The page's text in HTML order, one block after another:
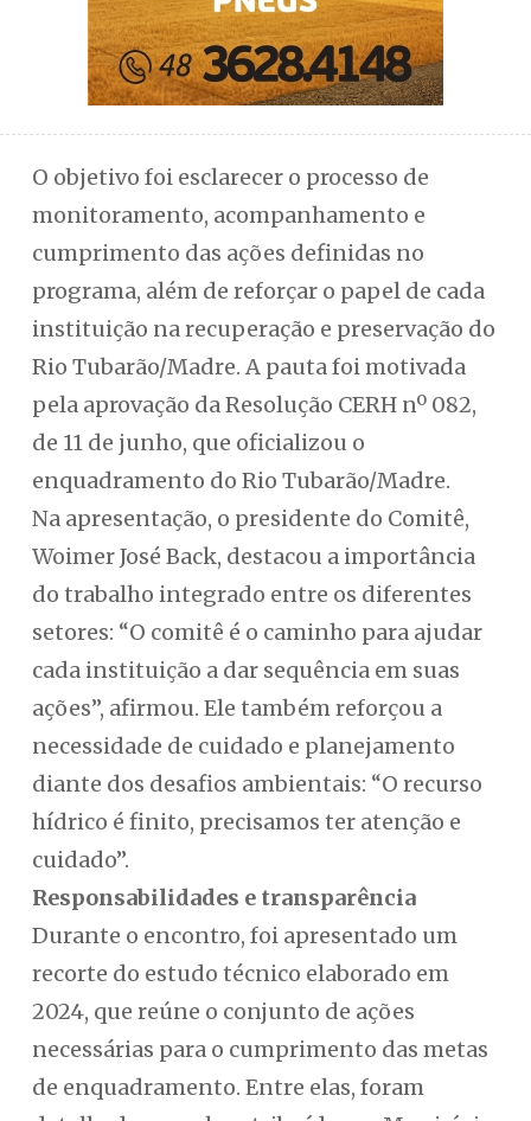
O objetivo foi esclarecer o processo de
monitoramento, acompanhamento e
cumprimento das ações definidas no
programa, além de reforçar o papel de cada
instituição na recuperação e preservação do
Rio Tubarão/Madre. A pauta foi motivada
pela aprovação da Resolução CERH nº 082,
de 11 de junho, que oficializou o
enquadramento do Rio Tubarão/Madre.
Na apresentação, o presidente do Comitê,
Woimer José Back, destacou a importância
do trabalho integrado entre os diferentes
setores: “O comitê é o caminho para ajudar
cada instituição a dar sequência em suas
ações”, afirmou. Ele também reforçou a
necessidade de cuidado e planejamento
diante dos desafios ambientais: “O recurso
hídrico é finito, precisamos ter atenção e
cuidado”.
Responsabilidades e transparência
Durante o encontro, foi apresentado um
recorte do estudo técnico elaborado em
2024, que reúne o conjunto de ações
necessárias para o cumprimento das metas
de enquadramento. Entre elas, foram